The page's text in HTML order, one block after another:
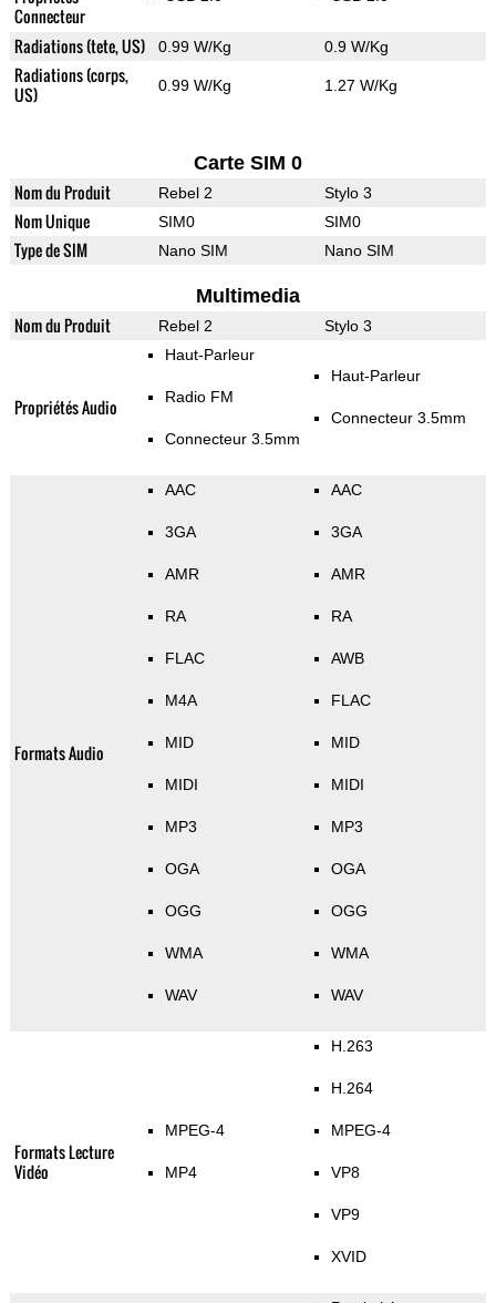
Connecteur
Radiations (tete, US) 0.99 W/Kg 0.9 W/Kg
Radiations (corps,
US)
0.99 W/Kg 1.27 W/Kg
Carte SIM 0
Nom du Produit Rebel 2 Stylo 3
Nom Unique SIM0 SIM0
Type de SIM Nano SIM Nano SIM
Multimedia
Nom du Produit Rebel 2 Stylo 3
Propriétés Audio
Haut-Parleur
Radio FM
Connecteur 3.5mm
Haut-Parleur
Connecteur 3.5mm
Formats Audio
AAC
3GA
AMR
RA
FLAC
M4A
MID
MIDI
MP3
OGA
OGG
WMA
WAV
AAC
3GA
AMR
RA
AWB
FLAC
MID
MIDI
MP3
OGA
OGG
WMA
WAV
Formats Lecture
Vidéo
MPEG-4
MP4
H.263
H.264
MPEG-4
VP8
VP9
XVID